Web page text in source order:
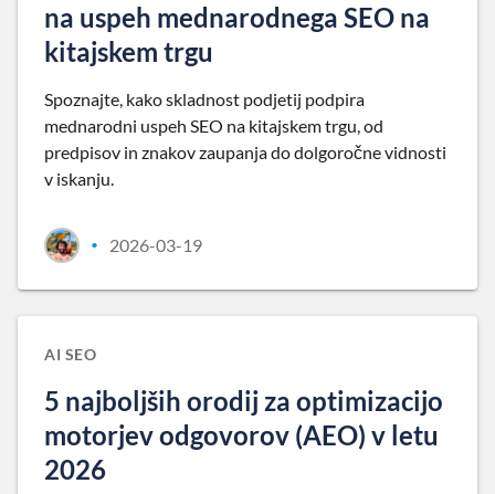
na uspeh mednarodnega SEO na
kitajskem trgu
Spoznajte, kako skladnost podjetij podpira
mednarodni uspeh SEO na kitajskem trgu, od
predpisov in znakov zaupanja do dolgoročne vidnosti
v iskanju.
• 2026-03-19
AI SEO
5 najboljših orodij za optimizacijo
motorjev odgovorov (AEO) v letu
2026